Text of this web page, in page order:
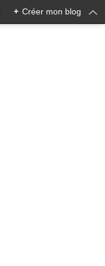
+ Créer mon blog